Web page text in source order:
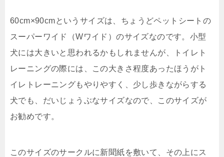
60cm×90cmというサイズは、ちょうどペットシートの
スーパーワイド（Wワイド）のサイズなのです。小型
犬には大きいと思われるかもしれませんが、トイレト
レーニングの際には、この大きさ程度あったほうがト
イレトレーニングもやりやすく、少し歩きながらする
犬でも、だいじょうぶなサイズなので、このサイズが
お勧めです。
このサイズのサークルに新聞紙を敷いて、その上にス